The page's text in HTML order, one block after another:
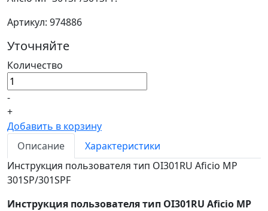
Артикул: 974886
Уточняйте
Количество
-
+
Добавить в корзину
Описание
Характеристики
Инструкция пользователя тип OI301RU Aficio MP
301SP/301SPF
Инструкция пользователя тип OI301RU Aficio MP